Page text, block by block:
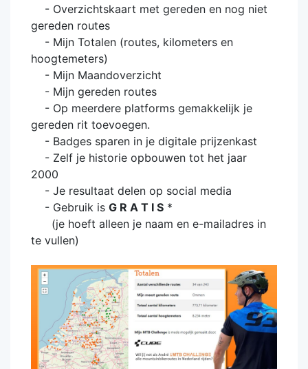
- Overzichtskaart met gereden en nog niet
gereden routes
- Mijn Totalen (routes, kilometers en
hoogtemeters)
- Mijn Maandoverzicht
- Mijn gereden routes
- Op meerdere platforms gemakkelijk je
gereden rit toevoegen.
- Badges sparen in je digitale prijzenkast
- Zelf je historie opbouwen tot het jaar
2000
- Je resultaat delen op social media
- Gebruik is G R A T I S *
(je hoeft alleen je naam en e-mailadres in
te vullen)